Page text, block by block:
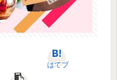
はてブ